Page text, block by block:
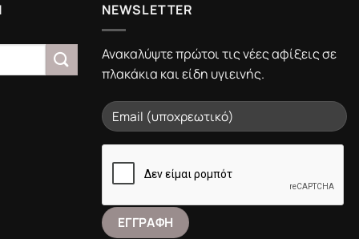
NEWSLETTER
Ανακαλύψτε πρώτοι τις νέες αφίξεις σε
πλακάκια και είδη υγιεινής.